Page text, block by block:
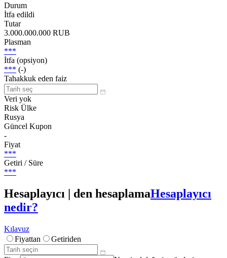
Durum
İtfa edildi
Tutar
3.000.000.000 RUB
Plasman
***
İtfa (opsiyon)
*** (-)
Tahakkuk eden faiz
Veri yok
Risk Ülke
Rusya
Güncel Kupon
-
Fiyat
***
Getiri / Süre
***
Hesaplayıcı | den hesaplamaHesaplayıcı
nedir?
Kılavuz
Fiyattan
Getiriden